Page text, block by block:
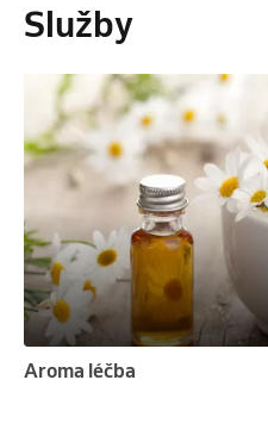
Služby
Aroma léčba